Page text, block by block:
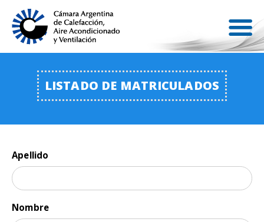
LISTADO DE MATRICULADOS
Apellido
Nombre